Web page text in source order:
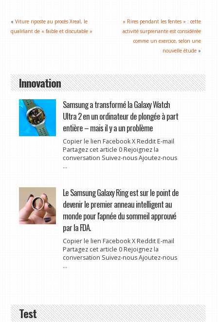
«Viture riposte au procès Xreal, le
qualifiant de « faible et discutable »
« Rires pendant les fentes » : cette
activité surprenante est considérée
comme un exercice, selon une
nouvelle étude »
Innovation
Samsung a transformé la Galaxy Watch
Ultra 2 en un ordinateur de plongée à part
entière – mais il y a un problème
Copier le lien Facebook X Reddit E-mail
Partagez cet article 0 Rejoignez la
conversation Suivez-nous Ajoutez-nous
...
Le Samsung Galaxy Ring est sur le point de
devenir le premier anneau intelligent au
monde pour l'apnée du sommeil approuvé
par la FDA.
Copier le lien Facebook X Reddit E-mail
Partagez cet article 0 Rejoignez la
conversation Suivez-nous Ajoutez-nous
...
Test